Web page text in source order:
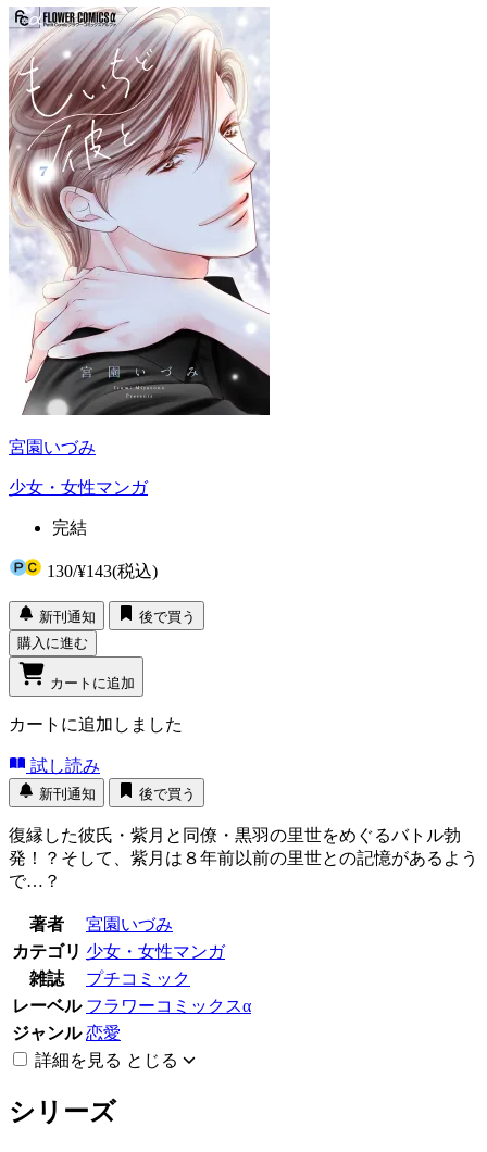
宮園いづみ
少女・女性マンガ
完結
130/¥143(税込)
新刊通知
後で買う
購入に進む
カートに追加
カートに追加しました
試し読み
新刊通知 後で買う
復縁した彼氏・紫月と同僚・黒羽の里世をめぐるバトル勃
発！？そして、紫月は８年前以前の里世との記憶があるよう
で…？
著者
宮園いづみ
カテゴリ 少女・女性マンガ
雑誌
プチコミック
レーベル フラワーコミックスα
ジャンル 恋愛
詳細を見る とじる
シリーズ